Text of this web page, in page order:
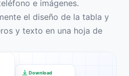
e imágenes.
el diseño de la tabla y
y texto en una hoja de
Download